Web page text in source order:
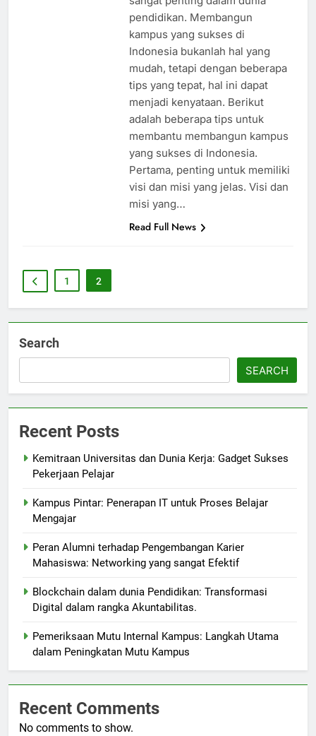
pendidikan. Membangun
kampus yang sukses di
Indonesia bukanlah hal yang
mudah, tetapi dengan beberapa
tips yang tepat, hal ini dapat
menjadi kenyataan. Berikut
adalah beberapa tips untuk
membantu membangun kampus
yang sukses di Indonesia.
Pertama, penting untuk memiliki
visi dan misi yang jelas. Visi dan
misi yang…
Read Full News
1 2
Search
SEARCH
Recent Posts
Kemitraan Universitas dan Dunia Kerja: Gadget Sukses
Pekerjaan Pelajar
Kampus Pintar: Penerapan IT untuk Proses Belajar
Mengajar
Peran Alumni terhadap Pengembangan Karier
Mahasiswa: Networking yang sangat Efektif
Blockchain dalam dunia Pendidikan: Transformasi
Digital dalam rangka Akuntabilitas.
Pemeriksaan Mutu Internal Kampus: Langkah Utama
dalam Peningkatan Mutu Kampus
Recent Comments
No comments to show.